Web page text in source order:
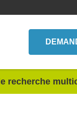
recherche